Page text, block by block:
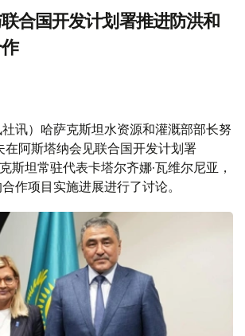
合国开发计划署推进防洪和
社讯）哈萨克斯坦水资源和灌溉部部长努
在阿斯塔纳会见联合国开发计划署
斯坦常驻代表卡塔尔齐娜·瓦维尔尼亚，
作项目实施进展进行了讨论。